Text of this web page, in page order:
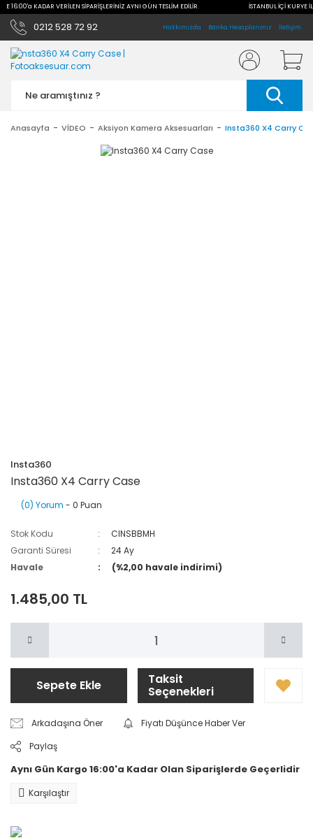
16:00'a KADAR VERİLEN SİPARİŞLERİNİZ AYNI GÜN TESLİM EDİLİR. İSTANBUL İÇİ KURYE
0212 528 72 92 Hakkımızda Banka Hesaplarımız İletişim
Anasayfa VİDEO Aksiyon Kamera Aksesuarları Insta360 X4 Carry
Insta360
Insta360 X4 Carry Case
(0) Yorum - 0 Puan
Stok Kodu
CINSBBMH
Garanti Süresi
24 Ay
Havale
(%2,00 havale indirimi)
1.485,00 TL
Sepete Ekle Taksit
Seçenekleri
Arkadaşına Öner
Fiyatı Düşünce Haber Ver
Paylaş
Aynı Gün Kargo 16:00'a Kadar Olan Siparişlerde Geçerlidir
Karşılaştır